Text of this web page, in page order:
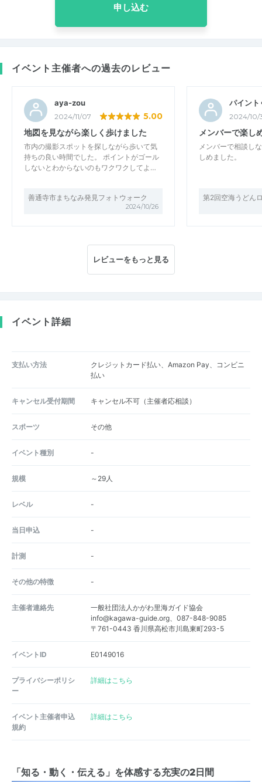
申し込む
イベント主催者への過去のレビュー
aya-zou
2024/11/07 5.00
地図を見ながら楽しく歩けました
市内の撮影スポットを探しながら歩いて気
持ちの良い時間でした。 ポイントがゴール
しないとわからないのもワクワクしてよ…
善通寺市まちなみ発見フォトウォーク
2024/10/26
パイント
2024/10/
メンバーで楽し
メンバーで相談し
しめました。
第2回空海うどん
レビューをもっと見る
イベント詳細
支払い方法
クレジットカード払い、Amazon Pay、コンビニ
払い
キャンセル受付期間 キャンセル不可（主催者応相談）
スポーツ その他
イベント種別 -
規模 ～29人
レベル -
当日申込 -
計測 -
その他の特徴 -
主催者連絡先
一般社団法人かがわ里海ガイド協会
info@kagawa-guide.org、087-848-9085
〒761-0443 香川県高松市川島東町293-5
イベントID E0149016
プライバシーポリシ
ー
詳細はこちら
イベント主催者申込
規約
詳細はこちら
「知る・動く・伝える」を体感する充実の2日間